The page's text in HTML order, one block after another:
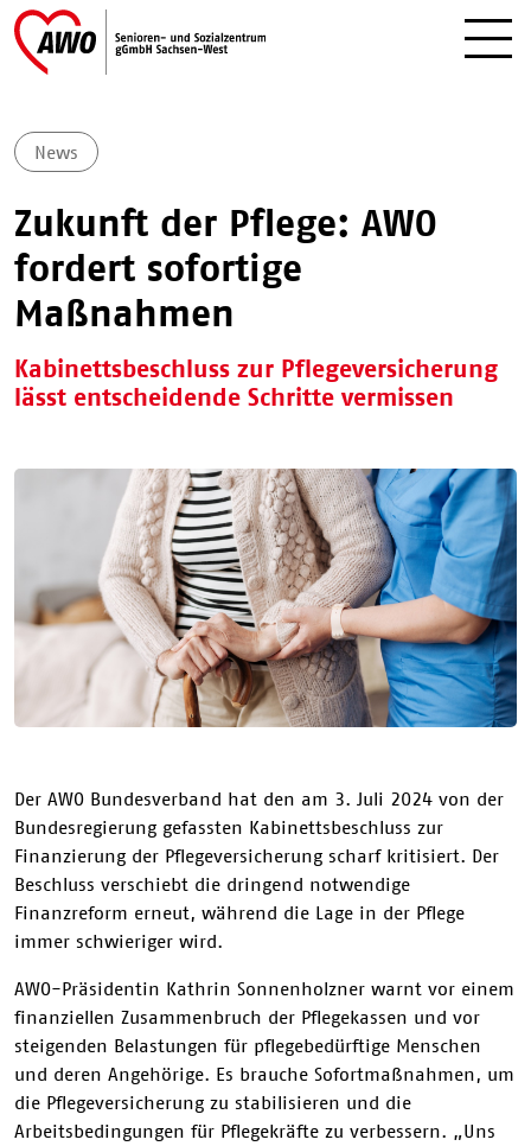
News
Zukunft der Pflege: AWO
fordert sofortige
Maßnahmen
Kabinettsbeschluss zur Pflegeversicherung
lässt entscheidende Schritte vermissen
Der AWO Bundesverband hat den am 3. Juli 2024 von der
Bundesregierung gefassten Kabinettsbeschluss zur
Finanzierung der Pflegeversicherung scharf kritisiert. Der
Beschluss verschiebt die dringend notwendige
Finanzreform erneut, während die Lage in der Pflege
immer schwieriger wird.
AWO-Präsidentin Kathrin Sonnenholzner warnt vor einem
finanziellen Zusammenbruch der Pflegekassen und vor
steigenden Belastungen für pflegebedürftige Menschen
und deren Angehörige. Es brauche Sofortmaßnahmen, um
die Pflegeversicherung zu stabilisieren und die
Arbeitsbedingungen für Pflegekräfte zu verbessern. „Uns